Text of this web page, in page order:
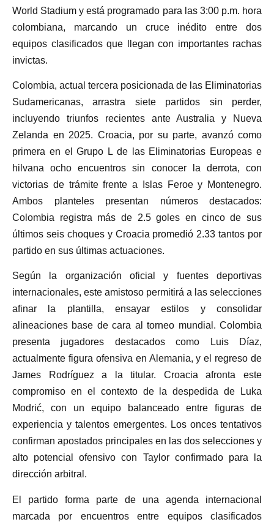
World Stadium y está programado para las 3:00 p.m. hora
colombiana, marcando un cruce inédito entre dos
equipos clasificados que llegan con importantes rachas
invictas.
Colombia, actual tercera posicionada de las Eliminatorias
Sudamericanas, arrastra siete partidos sin perder,
incluyendo triunfos recientes ante Australia y Nueva
Zelanda en 2025. Croacia, por su parte, avanzó como
primera en el Grupo L de las Eliminatorias Europeas e
hilvana ocho encuentros sin conocer la derrota, con
victorias de trámite frente a Islas Feroe y Montenegro.
Ambos planteles presentan números destacados:
Colombia registra más de 2.5 goles en cinco de sus
últimos seis choques y Croacia promedió 2.33 tantos por
partido en sus últimas actuaciones.
Según la organización oficial y fuentes deportivas
internacionales, este amistoso permitirá a las selecciones
afinar la plantilla, ensayar estilos y consolidar
alineaciones base de cara al torneo mundial. Colombia
presenta jugadores destacados como Luis Díaz,
actualmente figura ofensiva en Alemania, y el regreso de
James Rodríguez a la titular. Croacia afronta este
compromiso en el contexto de la despedida de Luka
Modrić, con un equipo balanceado entre figuras de
experiencia y talentos emergentes. Los onces tentativos
confirman apostados principales en las dos selecciones y
alto potencial ofensivo con Taylor confirmado para la
dirección arbitral.
El partido forma parte de una agenda internacional
marcada por encuentros entre equipos clasificados